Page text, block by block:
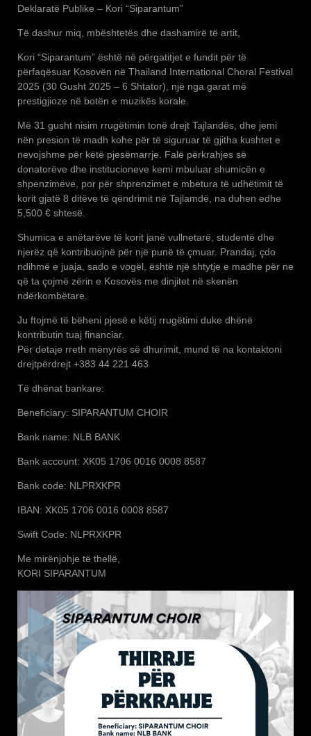
Deklaratë Publike – Kori “Siparantum”
Të dashur miq, mbështetës dhe dashamirë të artit,
Kori “Siparantum” është në përgatitjet e fundit për të
përfaqësuar Kosovën në Thailand International Choral Festival
2025 (30 Gusht 2025 – 6 Shtator), një nga garat më
prestigjioze në botën e muzikës korale.
Më 31 gusht nisim rrugëtimin tonë drejt Tajlandës, dhe jemi
nën presion të madh kohe për të siguruar të gjitha kushtet e
nevojshme për këtë pjesëmarrje. Falë përkrahjes së
donatorëve dhe institucioneve kemi mbuluar shumicën e
shpenzimeve, por për shprenzimet e mbetura të udhëtimit të
korit gjatë 8 ditëve të qëndrimit në Tajlamdë, na duhen edhe
5,500 € shtesë.
Shumica e anëtarëve të korit janë vullnetarë, studentë dhe
njerëz që kontribuojnë për një punë të çmuar. Prandaj, çdo
ndihmë e juaja, sado e vogël, është një shtytje e madhe për ne
që ta çojmë zërin e Kosovës me dinjitet në skenën
ndërkombëtare.
Ju ftojmë të bëheni pjesë e këtij rrugëtimi duke dhënë
kontributin tuaj financiar.
Për detaje rreth mënyrës së dhurimit, mund të na kontaktoni
drejtpërdrejt +383 44 221 463
Të dhënat bankare:
Beneficiary: SIPARANTUM CHOIR
Bank name: NLB BANK
Bank account: XK05 1706 0016 0008 8587
Bank code: NLPRXKPR
IBAN: XK05 1706 0016 0008 8587
Swift Code: NLPRXKPR
Me mirënjohje të thellë,
KORI SIPARANTUM